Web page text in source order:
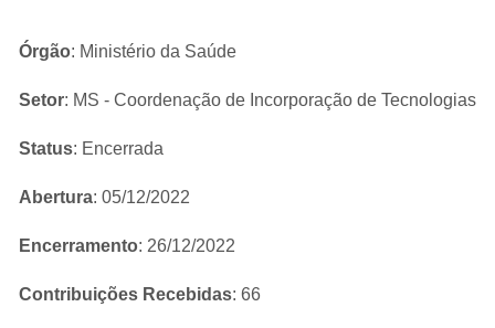
Órgão: Ministério da Saúde
Setor: MS - Coordenação de Incorporação de Tecnologias
Status: Encerrada
Abertura: 05/12/2022
Encerramento: 26/12/2022
Contribuições Recebidas: 66